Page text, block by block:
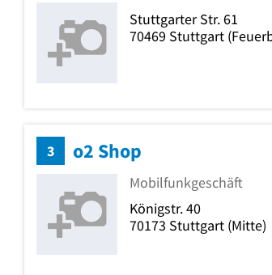
Stuttgarter Str. 61
70469 Stuttgart
3 o2 Shop
Mobilfunkgeschäft
Königstr. 40
70173 Stuttgart (Mitte)